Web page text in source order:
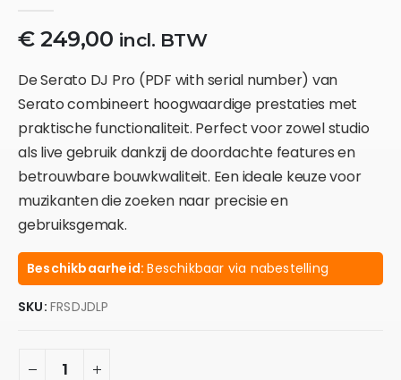
€249,00 incl. BTW
De Serato DJ Pro (PDF with serial number) van
Serato combineert hoogwaardige prestaties met
praktische functionaliteit. Perfect voor zowel studio
als live gebruik dankzij de doordachte features en
betrouwbare bouwkwaliteit. Een ideale keuze voor
muzikanten die zoeken naar precisie en
gebruiksgemak.
Beschikbaarheid:Beschikbaar via nabestelling
SKU: FRSDJDLP